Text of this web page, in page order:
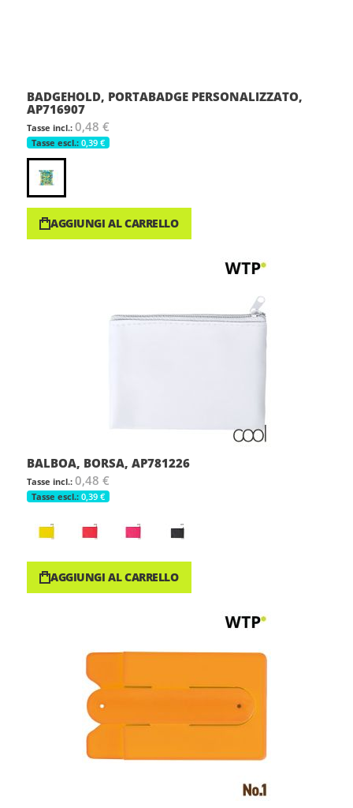
BADGEHOLD, PORTABADGE PERSONALIZZATO,
AP716907
0,48 €
0,39 €
AGGIUNGI AL CARRELLO
BALBOA, BORSA, AP781226
0,48 €
0,39 €
AGGIUNGI AL CARRELLO